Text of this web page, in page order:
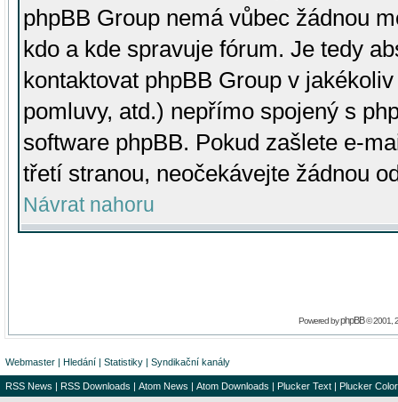
phpBB Group nemá vůbec žádnou
kdo a kde spravuje fórum. Je tedy
kontaktovat phpBB Group v
pomluvy, atd.) nepřímo spojený s
software phpBB. Pokud zašlete e-
třetí stranou, neočekávejte žádnou
Návrat nahoru
Powered byphpBB© 2001,
Webmaster | Hledání | Statistiky | Syndikační kanály
RSS News | RSS Downloads | Atom News | Atom Downloads | Plucker Text | Plucker Color